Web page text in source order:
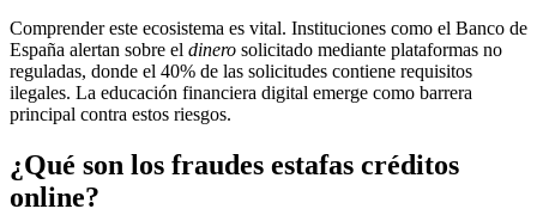
Comprender este ecosistema es vital. Instituciones como el Banco de
España alertan sobre el dinero solicitado mediante plataformas no
reguladas, donde el 40% de las solicitudes contiene requisitos
ilegales. La educación financiera digital emerge como barrera
principal contra estos riesgos.
¿Qué son los fraudes estafas créditos
online?